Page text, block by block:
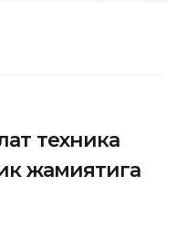
техника
жамиятига